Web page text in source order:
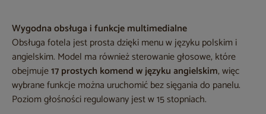
Wygodna obsługa i funkcje multimedialne
Obsługa fotela jest prosta dzięki menu w języku polskim i
angielskim. Model ma również sterowanie głosowe, które
obejmuje17 prostych komend w języku angielskim, więc
wybrane funkcje można uruchomić bez sięgania do panelu.
Poziom głośności regulowany jest w 15 stopniach.